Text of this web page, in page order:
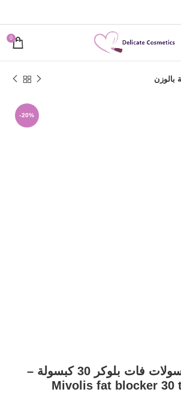
0
بالوزن
-20%
ميفوليس كبسولات فات بلوكر 30 كبسولة –
Mivolis fat blocker 30